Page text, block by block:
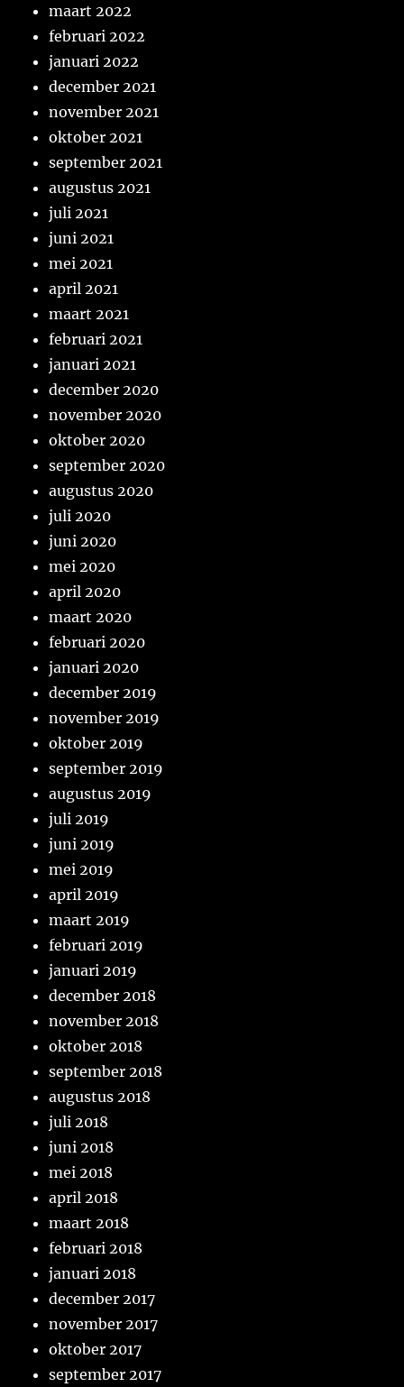
maart 2022
februari 2022
januari 2022
december 2021
november 2021
oktober 2021
september 2021
augustus 2021
juli 2021
juni 2021
mei 2021
april 2021
maart 2021
februari 2021
januari 2021
december 2020
november 2020
oktober 2020
september 2020
augustus 2020
juli 2020
juni 2020
mei 2020
april 2020
maart 2020
februari 2020
januari 2020
december 2019
november 2019
oktober 2019
september 2019
augustus 2019
juli 2019
juni 2019
mei 2019
april 2019
maart 2019
februari 2019
januari 2019
december 2018
november 2018
oktober 2018
september 2018
augustus 2018
juli 2018
juni 2018
mei 2018
april 2018
maart 2018
februari 2018
januari 2018
december 2017
november 2017
oktober 2017
september 2017